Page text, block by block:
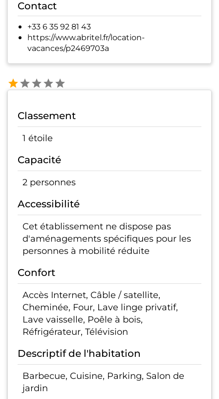
Contact
+33 6 35 92 81 43
https://www.abritel.fr/location-
vacances/p2469703a
Classement
1 étoile
Capacité
2 personnes
Accessibilité
Cet établissement ne dispose pas
d'aménagements spécifiques pour les
personnes à mobilité réduite
Confort
Accès Internet, Câble / satellite,
Cheminée, Four, Lave linge privatif,
Lave vaisselle, Poêle à bois,
Réfrigérateur, Télévision
Descriptif de l'habitation
Barbecue, Cuisine, Parking, Salon de
jardin